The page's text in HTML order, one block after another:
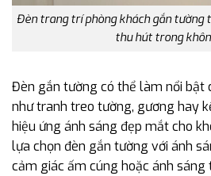
Đèn trang trí phòng khách gắn tường
thu hút trong
Đèn gắn tường có thể làm nổi bật
như tranh treo tường, gương hay
hiệu ứng ánh sáng đẹp mắt cho
lựa chọn đèn gắn tường với ánh
cảm giác ấm cúng hoặc ánh